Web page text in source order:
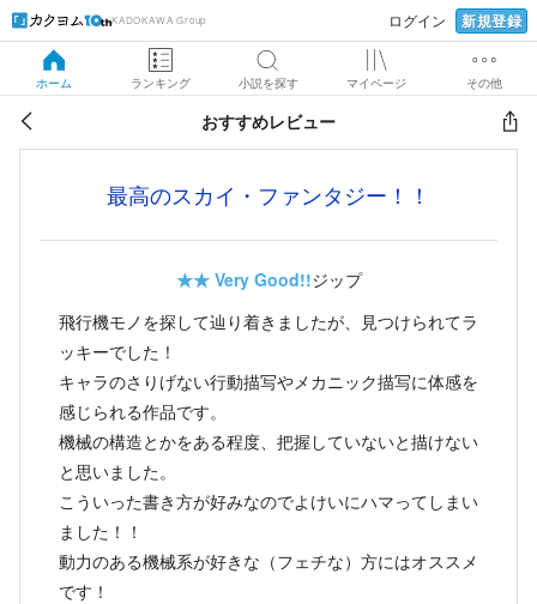
KADOKAWA Group ログイン 新規登録
ホーム ランキング 小説を探す マイページ その他
おすすめレビュー
最高のスカイ・ファンタジー！！
★★ Very Good!!ジップ
飛行機モノを探して辿り着きましたが、見つけられてラ
ッキーでした！
キャラのさりげない行動描写やメカニック描写に体感を
感じられる作品です。
機械の構造とかをある程度、把握していないと描けない
と思いました。
こういった書き方が好みなのでよけいにハマってしまい
ました！！
動力のある機械系が好きな（フェチな）方にはオススメ
です！